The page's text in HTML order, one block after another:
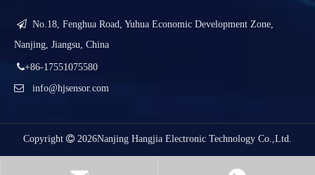
 No.18, Fenghua Road, Yuhua Economic Development Zone,
Nanjing, Jiangsu, China
+86-17551075580
 info@hjsensor.com
Copyright  2026Nanjing Hangjia Electronic Technology Co.,Ltd.